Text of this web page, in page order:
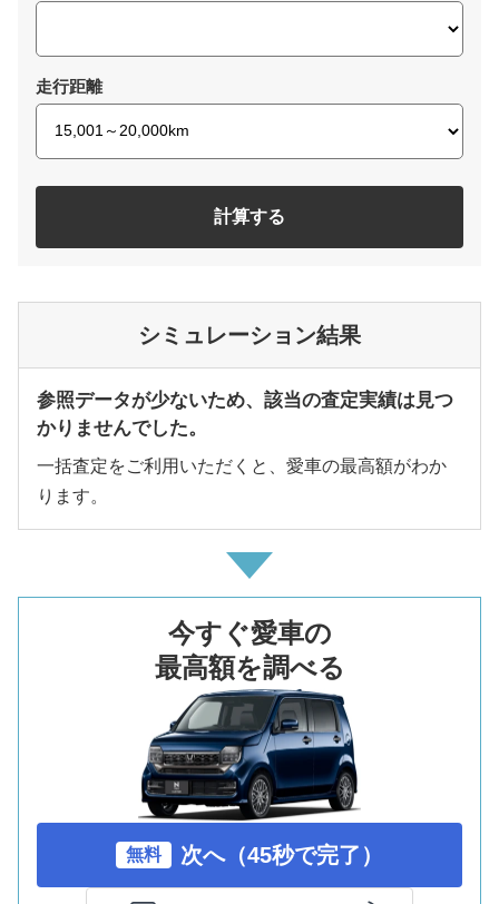
走行距離
計算する
シミュレーション結果
参照データが少ないため、該当の査定実績は見つ
かりませんでした。
一括査定をご利用いただくと、愛車の最高額がわか
ります。
今すぐ愛車の
最高額を調べる
無料 次へ（45秒で完了）